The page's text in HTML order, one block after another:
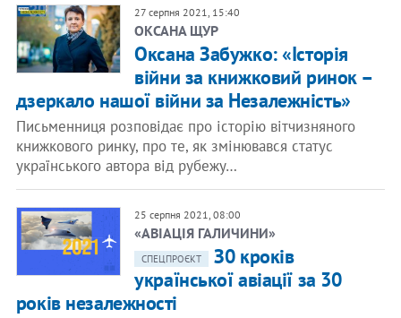
27 серпня 2021, 15:40
ОКСАНА ЩУР
Оксана Забужко: «Історія
війни за книжковий ринок –
дзеркало нашої війни за Незалежність»
Письменниця розповідає про історію вітчизняного
книжкового ринку, про те, як змінювався статус
українського автора від рубежу…
25 серпня 2021, 08:00
«АВІАЦІЯ ГАЛИЧИНИ»
СПЕЦПРОЄКТ
З0 кроків
української авіації за 30
років незалежності